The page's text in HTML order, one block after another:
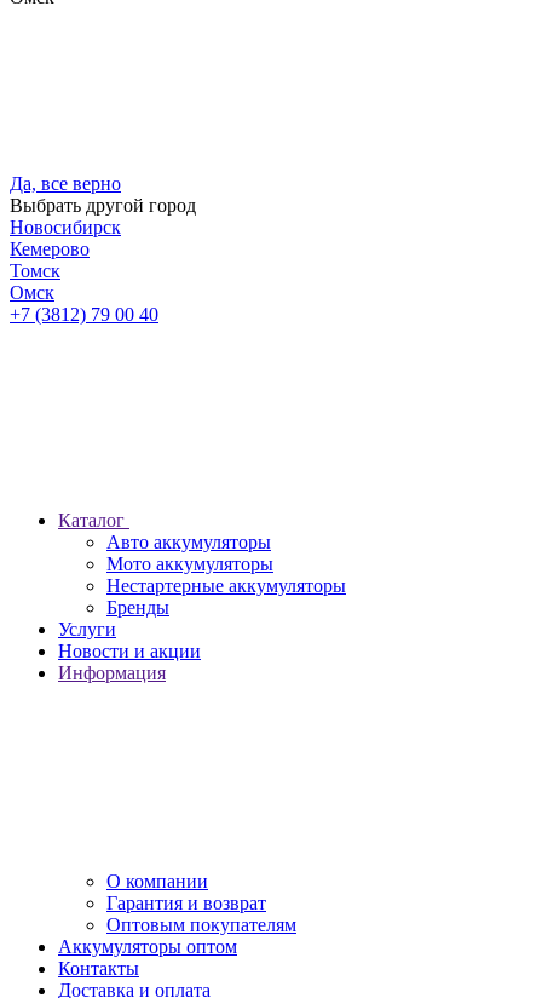
Да, все верно
Выбрать другой город
Новосибирск
Кемерово
Томск
Омск
+7 (3812) 79 00 40
Каталог
Авто аккумуляторы
Мото аккумуляторы
Нестартерные аккумуляторы
Бренды
Услуги
Новости и акции
Информация
О компании
Гарантия и возврат
Оптовым покупателям
Аккумуляторы оптом
Контакты
Доставка и оплата